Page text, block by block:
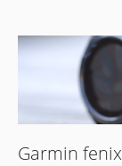
Garmin